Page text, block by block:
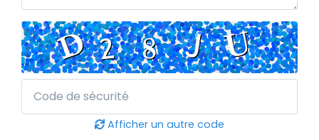
Afficher un autre code